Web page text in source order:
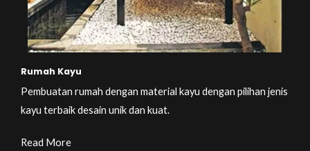
Rumah Kayu
Pembuatan rumah dengan material kayu dengan pilihan jenis
kayu terbaik desain unik dan kuat.
Read More